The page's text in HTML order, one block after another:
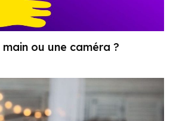
ou une caméra ?